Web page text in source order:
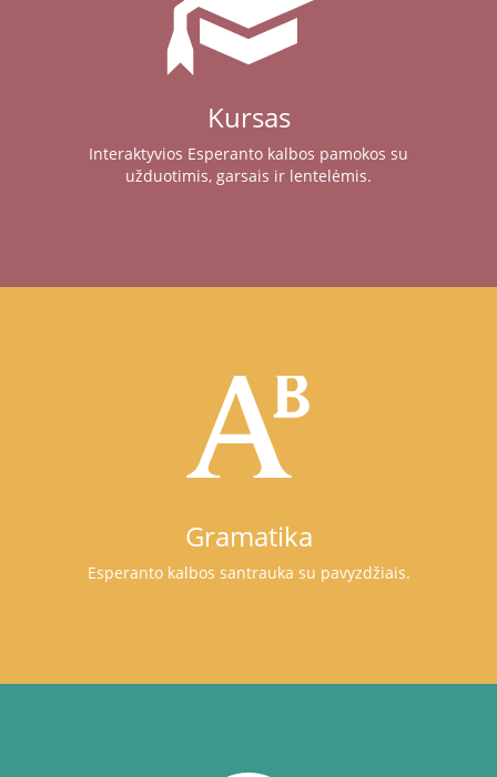
Kursas
Interaktyvios Esperanto kalbos pamokos su
užduotimis, garsais ir lentelėmis.
Gramatika
Esperanto kalbos santrauka su pavyzdžiais.